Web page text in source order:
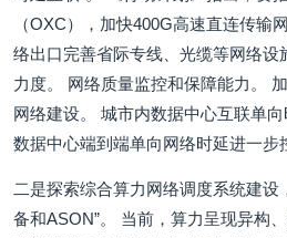
（OXC），加快400G高速直连传输
络出口完善省际专线、光缆等网络设
力度。 网络质量监控和保障能力。
网络建设。 城市内数据中心互联单
数据中心端到端单向网络时延进一步
二是探索综合算力网络调度系统建设
备和ASON”。 当前，算力呈现异构